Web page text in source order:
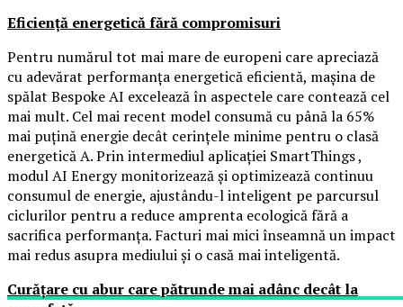
Eficiență energetică fără compromisuri
Pentru numărul tot mai mare de europeni care apreciază
cu adevărat performanța energetică eficientă, mașina de
spălat Bespoke AI excelează în aspectele care contează cel
mai mult. Cel mai recent model consumă cu până la 65%
mai puțină energie decât cerințele minime pentru o clasă
energetică A. Prin intermediul aplicației SmartThings ,
modul AI Energy monitorizează și optimizează continuu
consumul de energie, ajustându-l inteligent pe parcursul
ciclurilor pentru a reduce amprenta ecologică fără a
sacrifica performanța. Facturi mai mici înseamnă un impact
mai redus asupra mediului și o casă mai inteligentă.
Curățare cu abur care pătrunde mai adânc decât la